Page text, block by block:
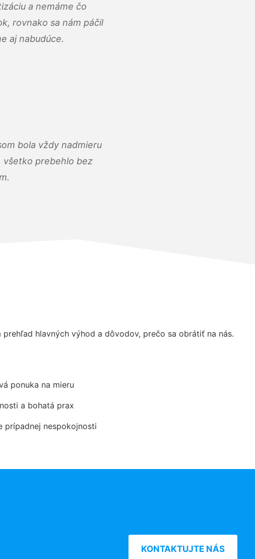
a nemáme čo
rovnako sa nám páčil
aj nabudúce.
bola vždy nadmieru
všetko prebehlo bez
hlavných výhod a dôvodov, prečo sa obrátiť na nás.
ponuka na mieru
a bohatá prax
prípadnej nespokojnosti
KONTAKTUJTE NÁS